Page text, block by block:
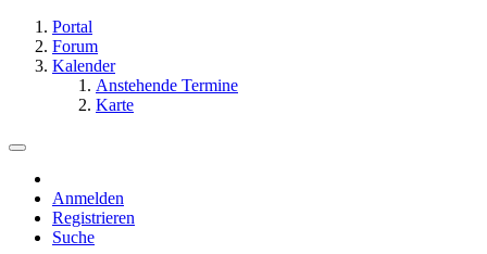
Portal
Forum
Kalender
Anstehende Termine
Karte
Anmelden
Registrieren
Suche